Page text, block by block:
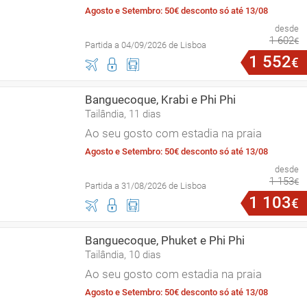
Agosto e Setembro: 50€ desconto só até 13/08
Partida a 04/09/2026 de Lisboa
desde
1 602€
1 552€
Banguecoque, Krabi e Phi Phi
Tailândia, 11 dias
Ao seu gosto com estadia na praia
Agosto e Setembro: 50€ desconto só até 13/08
Partida a 31/08/2026 de Lisboa
desde
1 153€
1 103€
Banguecoque, Phuket e Phi Phi
Tailândia, 10 dias
Ao seu gosto com estadia na praia
Agosto e Setembro: 50€ desconto só até 13/08